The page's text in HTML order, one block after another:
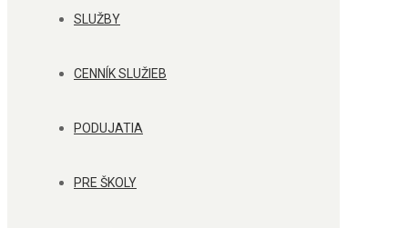
SLUŽBY
CENNÍK SLUŽIEB
PODUJATIA
PRE ŠKOLY